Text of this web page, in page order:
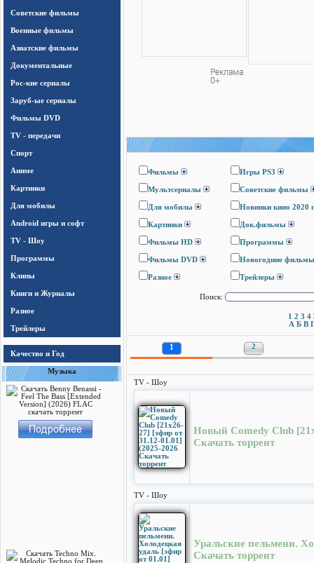
Cоветские фильмы
Военные фильмы
Азиатские фильмы
Документальные
Рос-кие сериалы
Заруб-ые сериалы
Фильмы DVD
TV - передачи
Спорт
Аниме
Картинки
Для мобилы
Android игры и софт
TV - Шоу
Программы
Клипы
Книги и Журналы
Разное
Трейлеры
Качество и Год
Музыка
Фильмы Игры PS3
Мультсериалы Cоветские фильмы
Для мобилы Новинки кино 2020
Картинки Док.фильмы
Фильмы HD Программы
Фильмы DVD Новогодние фильмы
Разное Трейлеры
Поиск:
1 2 3 4
А Б В
1 2
TV - Шоу
Новый Comedy Club
Скачать торрент
TV - Шоу
Уральские пельмени.
Скачать торрент